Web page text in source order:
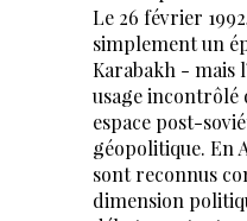
Le 26 février
simplement un
Karabakh - mais
usage incontrôlé
espace post-
géopolitique. En
sont reconnus
dimension